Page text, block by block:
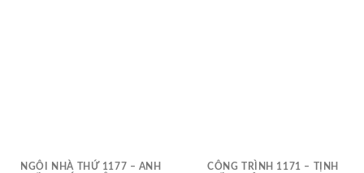
NGÔI NHÀ THỨ 1177 – ANH
CÔNG TRÌNH 1171 – TỊNH